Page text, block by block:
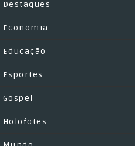
Destaques
Economia
Educação
Esportes
Gospel
Holofotes